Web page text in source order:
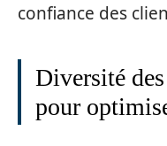
confiance des
Diversité
pour